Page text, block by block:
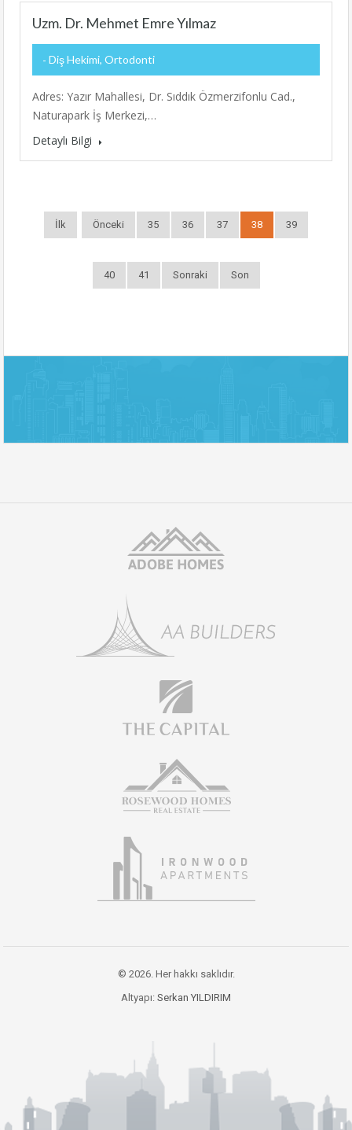
Uzm. Dr. Mehmet Emre Yılmaz
Diş Hekimi, Ortodonti
Adres: Yazır Mahallesi, Dr. Sıddık Özmerzifonlu Cad.,
Naturapark İş Merkezi,…
Detaylı Bilgi
İlk Önceki 35 36 37 38 39
40 41 Sonraki Son
© 2026. Her hakkı saklıdır.
Altyapı: Serkan YILDIRIM